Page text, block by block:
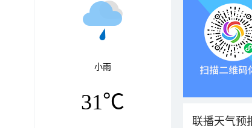
小雨
31℃
联播天气预